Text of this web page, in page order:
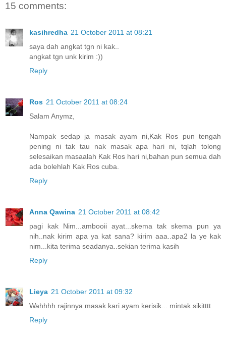
15 comments:
kasihredha 21 October 2011 at 08:21
saya dah angkat tgn ni kak..
angkat tgn unk kirim :))
Reply
Ros 21 October 2011 at 08:24
Salam Anymz,
Nampak sedap ja masak ayam ni,Kak Ros pun tengah
pening ni tak tau nak masak apa hari ni, tqlah tolong
selesaikan masaalah Kak Ros hari ni,bahan pun semua dah
ada bolehlah Kak Ros cuba.
Reply
Anna Qawina 21 October 2011 at 08:42
pagi kak Nim...ambooii ayat...skema tak skema pun ya
nih..nak kirim apa ya kat sana? kirim aaa..apa2 la ye kak
nim...kita terima seadanya..sekian terima kasih
Reply
Lieya 21 October 2011 at 09:32
Wahhhh rajinnya masak kari ayam kerisik... mintak sikitttt
Reply